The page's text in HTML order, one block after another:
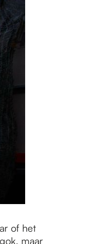
of het
maar